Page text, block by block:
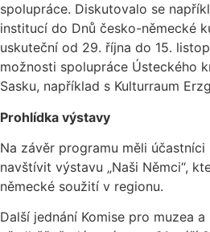
spolupráce. Diskutovalo se
institucí do Dnů česko-německé
uskuteční od 29. října do 15.
možnosti spolupráce Ústeckého
Sasku, například s Kulturraum
Prohlídka výstavy
Na závěr programu měli
navštívit výstavu „Naši Němci“,
německé soužití v regionu.
Další jednání Komise pro muzea